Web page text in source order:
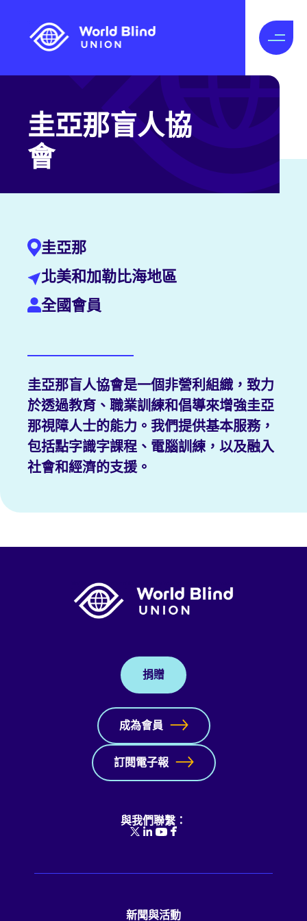
圭亞那盲人協
會
圭亞那
北美和加勒比海地區
全國會員
圭亞那盲人協會是一個非營利組織，致力
於透過教育、職業訓練和倡導來增強圭亞
那視障人士的能力。我們提供基本服務，
包括點字識字課程、電腦訓練，以及融入
社會和經濟的支援。
捐贈
成為會員
訂閱電子報
與我們聯繫：
新聞與活動